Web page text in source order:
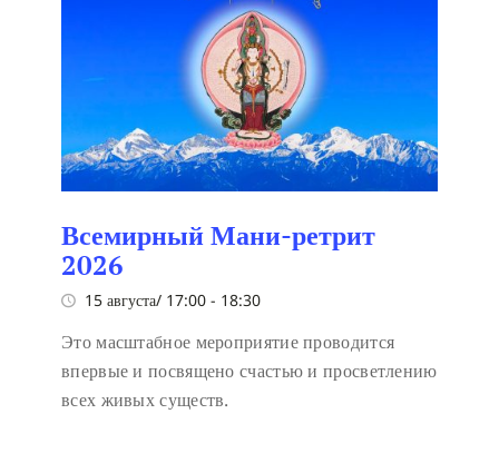
Всемирный Мани-ретрит
2026
15 августа/ 17:00 - 18:30
Это масштабное мероприятие проводится
впервые и посвящено счастью и просветлению
всех живых существ.